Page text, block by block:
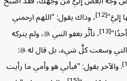
، وذاك يقول: "اللهم ارحمني
[13] ، تأثَّر بعفو النبي، ولم يتركه
وسعت كلَّ شيء، بل قال له
يقول: "فبأبي هو وأمي ما رأيت